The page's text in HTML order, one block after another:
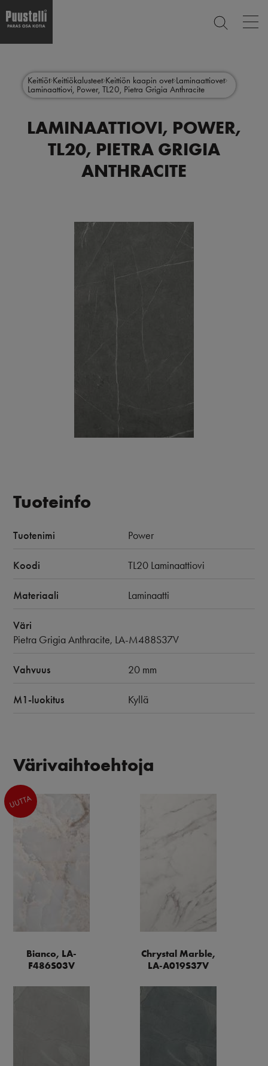
menu
Keittiöt Keittiökalusteet Keittiön kaapin ovet Laminaattiovet
Laminaattiovi, Power, TL20, Pietra Grigia Anthracite
LAMINAATTIOVI, POWER,
TL20, PIETRA GRIGIA
ANTHRACITE
Tuoteinfo
Tuotenimi Power
Koodi TL20 Laminaattiovi
Materiaali Laminaatti
Väri
Pietra Grigia Anthracite, LA-M488S37V
Vahvuus 20 mm
M1-luokitus Kyllä
Värivaihtoehtoja
Bianco, LA-
F486S03V
Chrystal Marble,
LA-A019S37V